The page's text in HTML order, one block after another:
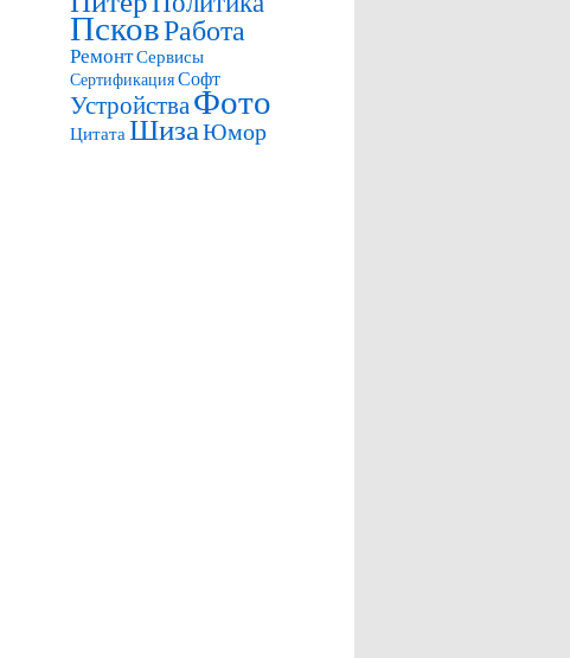
ПсковРабота
РемонтСервисы
СертификацияСофт
УстройстваФото
Цитата ШизаЮмор